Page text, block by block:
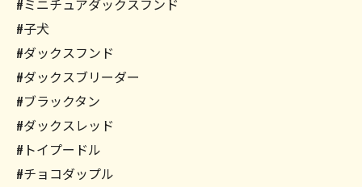
#ミニチュアダックスフンド
#子犬
#ダックスフンド
#ダックスブリーダー
#ブラックタン
#ダックスレッド
#トイプードル
#チョコダップル